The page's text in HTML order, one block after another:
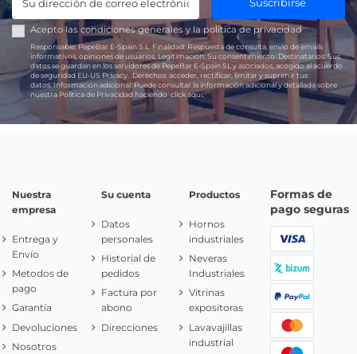
Acepto las condiciones generales y lapolítica de privacidad
Responsable:PepeBar E-Spain S.L. Finalidad: Respuesta de consulta, envío de emails
informativos, opiniones de usuarios. Legitimación: Su consentimiento. Destinatarios: Sus
datos se guardan en los servidores de PepeBar E-Spain SL y asociados, acogido al acuerdo
de seguridad EU-US Privacy.
Derechos: acceder, rectificar, limitar y suprimir tus
datos. Información adicional:Puede consultar la información adicional y detallada sobre
nuestra Política de Privacidad haciendoclick aquí.
Nuestra
empresa
Entrega y
Envío
Metodos de
pago
Garantía
Devoluciones
Nosotros
Su cuenta
Datos
personales
Historial de
pedidos
Factura por
abono
Direcciones
Productos
Hornos
industriales
Neveras
Industriales
Vitrinas
expositoras
Lavavajillas
industrial
Formas de
pago seguras